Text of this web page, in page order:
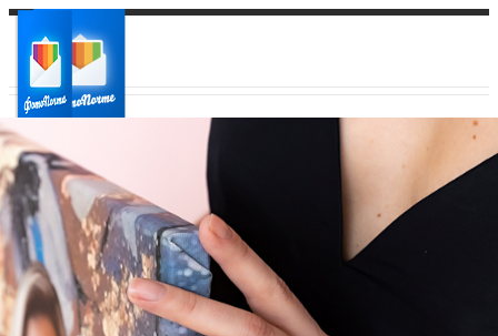
Ваш город:
Ваш регион доставки
Выберите из списка: